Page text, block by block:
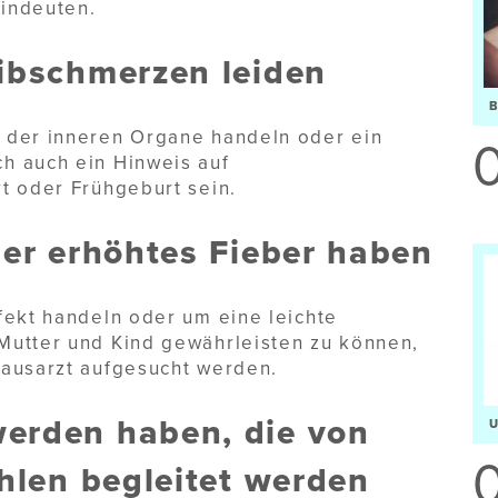
leiden
inneren Organe handeln oder ein
auch ein Hinweis auf
oder Frühgeburt sein.
erhöhtes Fieber haben
handeln oder um eine leichte
und Kind gewährleisten zu können,
aufgesucht werden.
haben, die von
begleitet werden